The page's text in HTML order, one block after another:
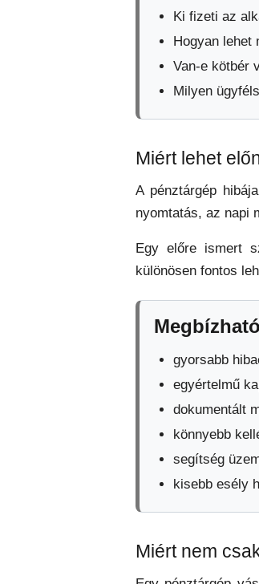
Ki fizeti az
Hogyan lehet
Van-e kötbér
Milyen
Miért lehet
A pénztárgép
nyomtatás, az napi
Egy előre ismert
különösen fontos
gyorsabb
egyértelmű
dokumentált
könnyebb
segítség
kisebb esély
Miért nem